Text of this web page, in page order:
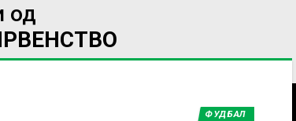
од
ФУДБАЛ
RSS